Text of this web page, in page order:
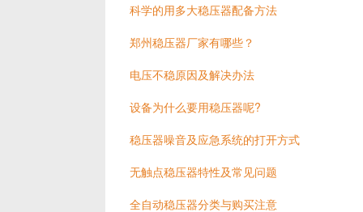
科学的用多大稳压器配备方法
郑州稳压器厂家有哪些？
电压不稳原因及解决办法
设备为什么要用稳压器呢?
稳压器噪音及应急系统的打开方式
无触点稳压器特性及常见问题
全自动稳压器分类与购买注意